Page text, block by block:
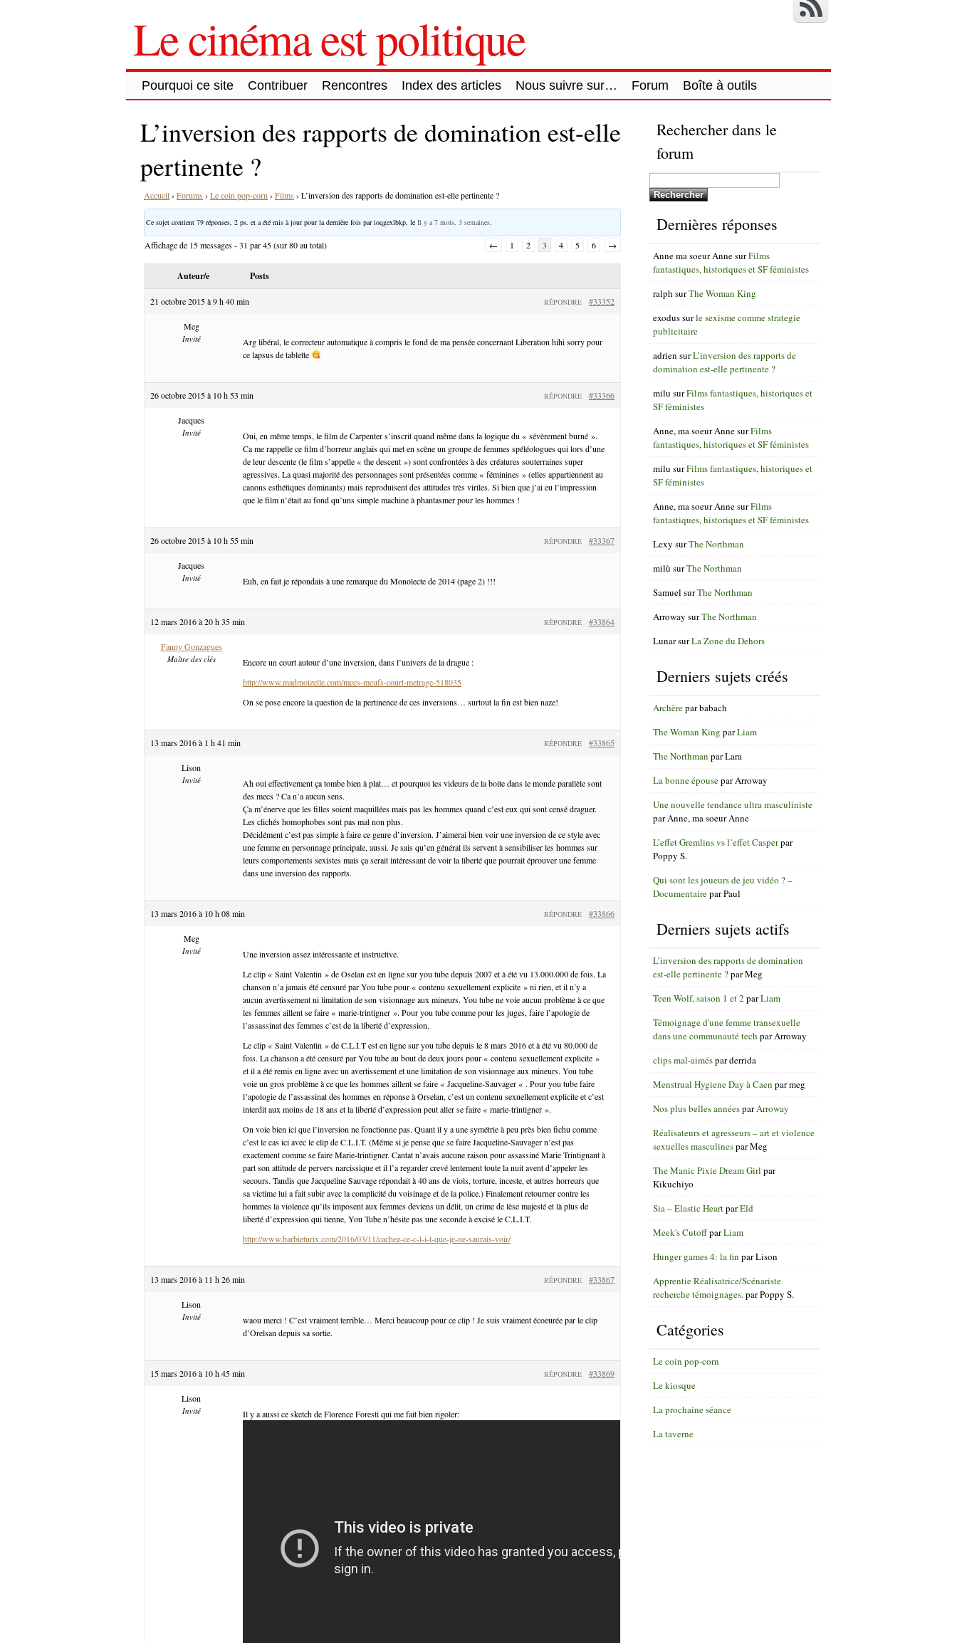
Le cinéma est politique
Pourquoi ce site Contribuer Rencontres Index des articles Nous suivre sur… Forum Boîte à outils
L’inversion des rapports de domination est-elle
pertinente ?
Accueil› Forums › Le coin pop-corn › Films › L’inversion des rapports de domination est-elle pertinente ?
Ce sujet contient 79 réponses, 2 ps. et a été mis à jour pour la dernière fois parioqgexlbkp , le Il y a 7 mois, 3 semaines
Affichage de 15 messages - 31 par 45 (sur 80 au total) ← 1 2 3 4 5 6 →
Auteur/e Posts
21 octobre 2015 à 9 h 40 min #33352
RÉPONDRE
Meg
Invité
Arg libéral, le correcteur automatique à compris le fond de ma pensée concernant Liberation hihi sorry pour
ce lapsus de tablette
26 octobre 2015 à 10 h 53 min #33366
RÉPONDRE
Jacques
Invité
Oui, en même temps, le film de Carpenter s’inscrit quand même dans la logique du « sévèrement burné ».
Ca me rappelle ce film d’horreur anglais qui met en scène un groupe de femmes spéléologues qui lors d’une
de leur descente (le film s’appelle « the descent ») sont confrontées à des créatures souterraines super
agressives. La quasi majorité des personnages sont présentées comme « féminines » (elles appartiennent au
canons esthétiques dominants) mais reproduisent des attitudes très viriles. Si bien que j’ai eu l’impression
que le film n’était au fond qu’uns simple machine à phantasmer pour les hommes !
26 octobre 2015 à 10 h 55 min #33367
RÉPONDRE
Jacques
Invité Euh, en fait je répondais à une remarque du Monolecte de 2014 (page 2) !!!
12 mars 2016 à 20 h 35 min #33864
RÉPONDRE
Fanny Gonzagues
Maître des clés
Encore un court autour d’une inversion, dans l’univers de la drague :
http://www.madmoizelle.com/mecs-meufs-court-metrage-518035
On se pose encore la question de la pertinence de ces inversions… surtout la fin est bien naze!
13 mars 2016 à 1 h 41 min #33865
RÉPONDRE
Lison
Invité
Ah oui effectivement ça tombe bien à plat… et pourquoi les videurs de la boite dans le monde parallèle sont
des mecs ? Ca n’a aucun sens.
Ça m’énerve que les filles soient maquillées mais pas les hommes quand c’est eux qui sont censé draguer.
Les clichés homophobes sont pas mal non plus.
Décidément c’est pas simple à faire ce genre d’inversion. J’aimerai bien voir une inversion de ce style avec
une femme en personnage principale, aussi. Je sais qu’en général ils servent à sensibiliser les hommes sur
leurs comportements sexistes mais ça serait intéressant de voir la liberté que pourrait éprouver une femme
dans une inversion des rapports.
13 mars 2016 à 10 h 08 min #33866
RÉPONDRE
Meg
Invité
Une inversion assez intéressante et instructive.
Le clip « Saint Valentin » de Oselan est en ligne sur you tube depuis 2007 et à été vu 13.000.000 de fois. La
chanson n’a jamais été censuré par You tube pour « contenu sexuellement explicite » ni rien, et il n’y a
aucun avertissement ni limitation de son visionnage aux mineurs. You tube ne voie aucun problème à ce que
les femmes aillent se faire « marie-trintigner ». Pour you tube comme pour les juges, faire l’apologie de
l’assassinat des femmes c’est de la liberté d’expression.
Le clip « Saint Valentin » de C.L.I.T est en ligne sur you tube depuis le 8 mars 2016 et à été vu 80.000 de
fois. La chanson a été censuré par You tube au bout de deux jours pour « contenu sexuellement explicite »
et il a été remis en ligne avec un avertissement et une limitation de son visionnage aux mineurs. You tube
voie un gros problème à ce que les hommes aillent se faire « Jacqueline-Sauvager « . Pour you tube faire
l’apologie de l’assassinat des hommes en réponse à Orselan, c’est un contenu sexuellement explicite et c’est
interdit aux moins de 18 ans et la liberté d’expression peut aller se faire « marie-trintigner ».
On voie bien ici que l’inversion ne fonctionne pas. Quant il y a une symétrie à peu près bien fichu comme
c’est le cas ici avec le clip de C.L.I.T. (Même si je pense que se faire Jacqueline-Sauvager n’est pas
exactement comme se faire Marie-trintigner. Cantat n’avais aucune raison pour assassiné Marie Trintignant à
part son attitude de pervers narcissique et il l’a regarder crevé lentement toute la nuit avent d’appeler les
secours. Tandis que Jacqueline Sauvage répondait à 40 ans de viols, torture, inceste, et autres horreurs que
sa victime lui a fait subir avec la complicité du voisinage et de la police.) Finalement retourner contre les
hommes la violence qu’ils imposent aux femmes deviens un délit, un crime de lèse majesté et là plus de
liberté d’expression qui tienne, You Tube n’hésite pas une seconde à excisé le C.L.I.T.
http://www.barbieturix.com/2016/03/11/cachez-ce-c-l-i-t-que-je-ne-saurais-voir/
13 mars 2016 à 11 h 26 min #33867
RÉPONDRE
Lison
Invité
waou merci ! C’est vraiment terrible… Merci beaucoup pour ce clip ! Je suis vraiment écoeurée par le clip
d’Orelsan depuis sa sortie.
15 mars 2016 à 10 h 45 min #33869
RÉPONDRE
Lison
Invité Il y a aussi ce sketch de Florence Foresti qui me fait bien rigoler:
Rechercher dans le
forum
Dernières réponses
Anne ma soeur AnnesurFilms
fantastiques, historiques et SF féministes
ralph surThe Woman King
exodussurle sexisme comme strategie
publicitaire
adrien surL’inversion des rapports de
domination est-elle pertinente ?
milu surFilms fantastiques, historiques et
SF féministes
Anne, ma soeur AnnesurFilms
fantastiques, historiques et SF féministes
milu surFilms fantastiques, historiques et
SF féministes
Anne, ma soeur AnnesurFilms
fantastiques, historiques et SF féministes
Lexy surThe Northman
milù surThe Northman
Samuel surThe Northman
Arroway surThe Northman
LunarsurLa Zone du Dehors
Derniers sujets créés
Archèreparbabach
The Woman King parLiam
The Northman parLara
La bonne épouseparArroway
Une nouvelle tendance ultra masculiniste
parAnne, ma soeur Anne
L’effet Gremlins vs l’effet Casperpar
Poppy S.
Qui sont les joueurs de jeu vidéo ? –
DocumentaireparPaul
Derniers sujets actifs
L’inversion des rapports de domination
est-elle pertinente ?parMeg
Teen Wolf, saison 1 et 2 parLiam
Témoignage d'une femme transexuelle
dans une communauté tech parArroway
clips mal-aimésparderrida
Menstrual Hygiene Day à Caen parmeg
Nos plus belles annéesparArroway
Réalisateurs et agresseurs – art et violence
sexuelles masculinesparMeg
The Manic Pixie Dream Girl par
Kikuchiyo
Sia – Elastic HeartparEld
Meek's CutoffparLiam
Hunger games 4: la fin parLison
Apprentie Réalisatrice/Scénariste
recherche témoignages. parPoppy S.
Catégories
Le coin pop-corn
Le kiosque
La prochaine séance
La taverne